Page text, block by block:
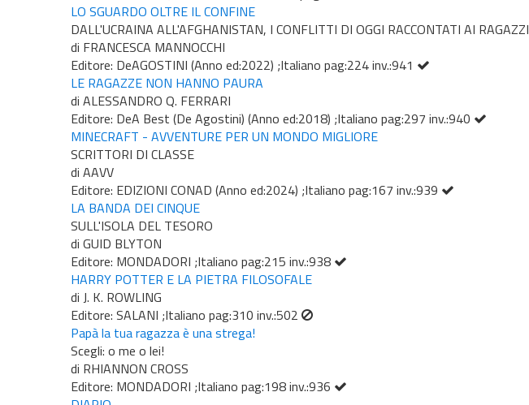
LO SGUARDO OLTRE IL CONFINE
DALL'UCRAINA ALL'AFGHANISTAN, I CONFLITTI DI OGGI RACCONTATI AI RAGAZZI
di FRANCESCA MANNOCCHI
Editore: DeAGOSTINI (Anno ed:2022) ;Italiano pag:224 inv.:941
LE RAGAZZE NON HANNO PAURA
di ALESSANDRO Q. FERRARI
Editore: DeA Best (De Agostini) (Anno ed:2018) ;Italiano pag:297 inv.:940
MINECRAFT - AVVENTURE PER UN MONDO MIGLIORE
SCRITTORI DI CLASSE
di AAVV
Editore: EDIZIONI CONAD (Anno ed:2024) ;Italiano pag:167 inv.:939
LA BANDA DEI CINQUE
SULL'ISOLA DEL TESORO
di GUID BLYTON
Editore: MONDADORI ;Italiano pag:215 inv.:938
HARRY POTTER E LA PIETRA FILOSOFALE
di J. K. ROWLING
Editore: SALANI ;Italiano pag:310 inv.:502
Papà la tua ragazza è una strega!
Scegli: o me o lei!
di RHIANNON CROSS
Editore: MONDADORI ;Italiano pag:198 inv.:936